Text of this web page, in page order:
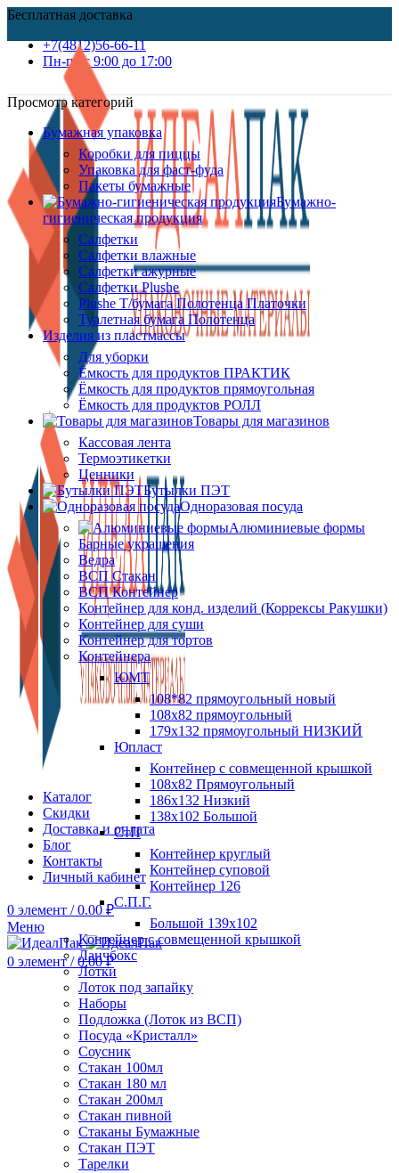
Бесплатная доставка
+7(4812)56-66-11
Пн-пт c 9:00 до 17:00
Каталог
Скидки
Доставка и оплата
Блог
Контакты
Личный кабинет
0 элемент / 0.00₽
Меню
0 элемент / 0.00₽
Просмотр категорий
Бумажная упаковка
Коробки для пиццы
Упаковка для фаст-фуда
Пакеты бумажные
Бумажно-
гигиеническая продукция
Салфетки
Салфетки влажные
Салфетки ажурные
Салфетки Plushe
Plushe Т/бумага Полотенца Платочки
Туалетная бумага Полотенца
Изделия из пластмассы
Для уборки
Ёмкость для продуктов ПРАКТИК
Ёмкость для продуктов прямоугольная
Ёмкость для продуктов РОЛЛ
Товары для магазинов
Кассовая лента
Термоэтикетки
Ценники
Бутылки ПЭТ
Одноразовая посуда
Алюминиевые формы
Барные украшения
Ведра
ВСП Стакан
ВСП Контейнер
Контейнер для конд. изделий (Коррексы Ракушки)
Контейнер для суши
Контейнер для тортов
Контейнера
ЮМТ
108*82 прямоугольный новый
108х82 прямоугольный
179х132 прямоугольный НИЗКИЙ
Юпласт
Контейнер с совмещенной крышкой
108х82 Прямоугольный
186х132 Низкий
138х102 Большой
СтП
Контейнер круглый
Контейнер суповой
Контейнер 126
С.П.Г.
Большой 139х102
Контейнер с совмещенной крышкой
Ланчбокс
Лотки
Лоток под запайку
Наборы
Подложка (Лоток из ВСП)
Посуда «Кристалл»
Соусник
Стакан 100мл
Стакан 180 мл
Стакан 200мл
Стакан пивной
Стаканы Бумажные
Стакан ПЭТ
Тарелки